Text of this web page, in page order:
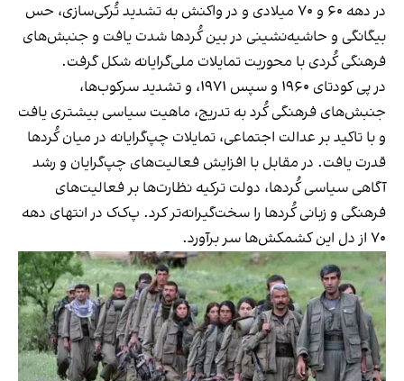
در دهه ۶۰ و ۷۰ میلادی و در واکنش به تشدید تُرکی‌سازی، حس
بیگانگی و حاشیه‌نشینی در بین کُردها شدت یافت و جنبش‌های
فرهنگی کُردی با محوریت تمایلات ملی‌گرایانه شکل گرفت.
در پی کودتای ۱۹۶۰ و سپس ۱۹۷۱، و تشدید سرکوب‌ها،
جنبش‌های فرهنگی کُرد به تدریج، ماهیت سیاسی بیشتری یافت
و با تاکید بر عدالت اجتماعی، تمایلات چپ‌گرایانه در میان کُردها
قدرت یافت. در مقابل با افزایش فعالیت‌های چپ‌گرایان و رشد
آگاهی سیاسی کُردها، دولت ترکیه نظارت‌ها بر فعالیت‌های
فرهنگی و زبانی کُردها را سخت‌گیرانه‌تر کرد. پ‌ک‌ک در انتهای دهه
۷۰ از دل این کشمکش‌ها سر برآورد.